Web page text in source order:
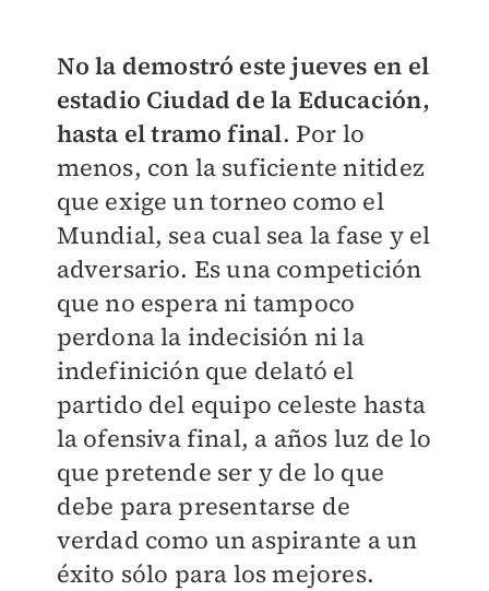
No la demostró este jueves en el
estadio Ciudad de la Educación,
hasta el tramo final. Por lo
menos, con la suficiente nitidez
que exige un torneo como el
Mundial, sea cual sea la fase y el
adversario. Es una competición
que no espera ni tampoco
perdona la indecisión ni la
indefinición que delató el
partido del equipo celeste hasta
la ofensiva final, a años luz de lo
que pretende ser y de lo que
debe para presentarse de
verdad como un aspirante a un
éxito sólo para los mejores.